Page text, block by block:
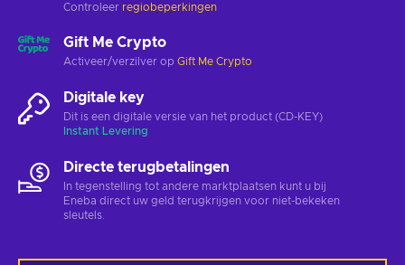
Controleer regiobeperkingen
Gift Me Crypto
Activeer/verzilver op Gift Me Crypto
Digitale key
Dit is een digitale versie van het product (CD-KEY)
Instant Levering
Directe terugbetalingen
In tegenstelling tot andere marktplaatsen kunt u bij
Eneba direct uw geld terugkrijgen voor niet-bekeken
sleutels.